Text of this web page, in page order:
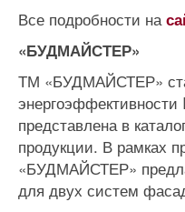
Все подробности на
«БУДМАЙСТЕР»
ТМ «БУДМАЙСТЕР»
энергоэффективности
представлена в
продукции. В рамках
«БУДМАЙСТЕР»
для двух систем